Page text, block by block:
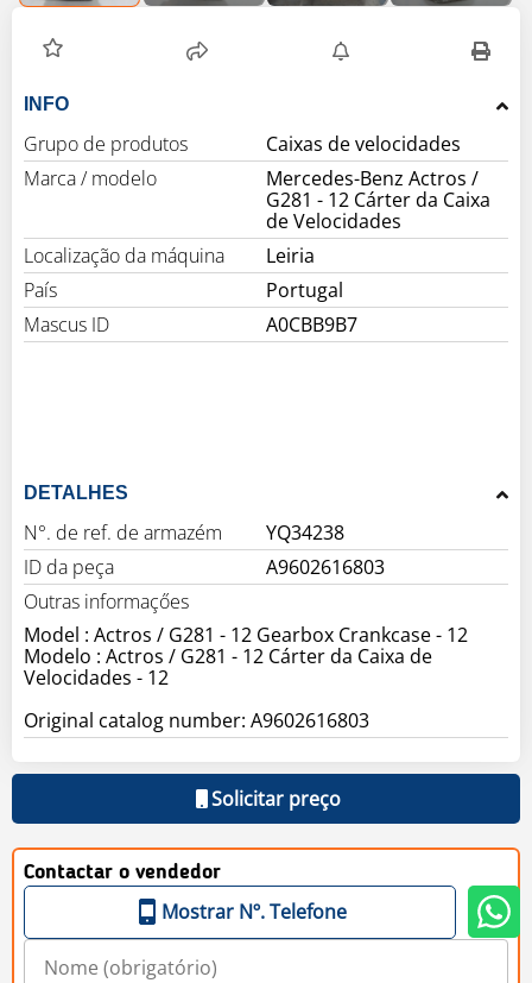
INFO
Grupo de produtos
Caixas de velocidades
Marca / modelo
Mercedes-Benz Actros /
G281 - 12 Cárter da Caixa
de Velocidades
Localização da máquina
Leiria
País
Portugal
Mascus ID
A0CBB9B7
DETALHES
N°. de ref. de armazém
YQ34238
ID da peça
A9602616803
Outras informaçőes
Model : Actros / G281 - 12 Gearbox Crankcase - 12
Modelo : Actros / G281 - 12 Cárter da Caixa de
Velocidades - 12
Original catalog number: A9602616803
Solicitar preço
Contactar o vendedor
Mostrar Nº. Telefone